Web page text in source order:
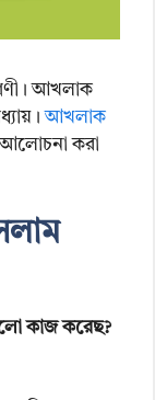
আখলাক
আখলাক
আলোচনা করা
কাজ করেছ?